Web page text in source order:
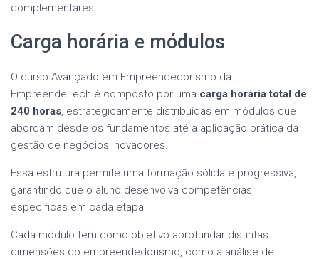
complementares.
Carga horária e módulos
O curso Avançado em Empreendedorismo da
EmpreendeTech é composto por uma carga horária total de
240 horas, estrategicamente distribuídas em módulos que
abordam desde os fundamentos até a aplicação prática da
gestão de negócios inovadores.
Essa estrutura permite uma formação sólida e progressiva,
garantindo que o aluno desenvolva competências
específicas em cada etapa.
Cada módulo tem como objetivo aprofundar distintas
dimensões do empreendedorismo, como a análise de